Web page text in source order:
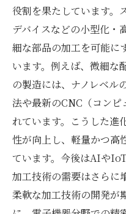
役割を果たしています。
デバイスなどの小型化・
細な部品の加工を可能に
います。例えば、微細な
の製造には、ナノレベル
法や最新のCNC（コンピ
れています。こうした進
性が向上し、軽量かつ高
ています。今後はAIや
加工技術の需要はさらに
柔軟な加工技術の開発が